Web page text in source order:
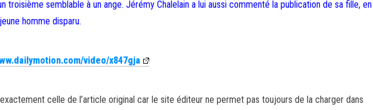
troisième semblable à un ange. Jérémy Chalelain a lui aussi commenté la publication de sa fille, en
homme disparu.
video/x847gja
celle de l’article original car le site éditeur ne permet pas toujours de la charger dans